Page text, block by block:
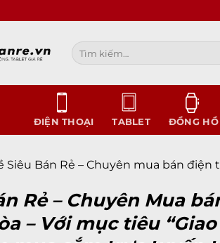
Tìm
kiếm:
ĐIỆN THOẠI TABLET ĐỒNG HỒ
Siêu Bán Rẻ – Chuyên mua bán
Rẻ – Chuyên Mua
– Với mục tiêu